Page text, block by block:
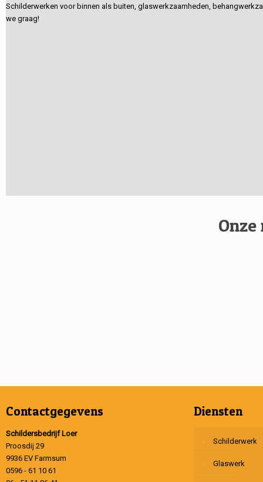
Schilderwerken voor binnen als buiten, glaswerkzaamheden,
we graag!
Contactgegevens
Schildersbedrijf Loer
Proosdij 29
9936 EV Farmsum
0596 - 61 10 61
Diensten
Schilderwerk
Glaswerk